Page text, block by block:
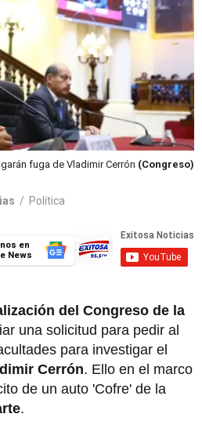
fuga de Vladimir Cerrón (Congreso)
/ Política
en
News
del Congreso de la
una solicitud para pedir al
para investigar el
Cerrón. Ello en el marco
de un auto 'Cofre' de la
.